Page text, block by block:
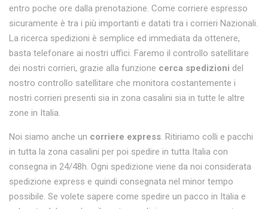
entro poche ore dalla prenotazione. Come corriere espresso
sicuramente è tra i più importanti e datati tra i corrieri Nazionali.
La ricerca spedizioni è semplice ed immediata da ottenere,
basta telefonare ai nostri uffici. Faremo il controllo satellitare
dei nostri corrieri, grazie alla funzione cerca spedizioni del
nostro controllo satellitare che monitora costantemente i
nostri corrieri presenti sia in zona casalini sia in tutte le altre
zone in Italia.
Noi siamo anche un corriere express. Ritiriamo colli e pacchi
in tutta la zona casalini per poi spedire in tutta Italia con
consegna in 24/48h. Ogni spedizione viene da noi considerata
spedizione express e quindi consegnata nel minor tempo
possibile. Se volete sapere come spedire un pacco in Italia e